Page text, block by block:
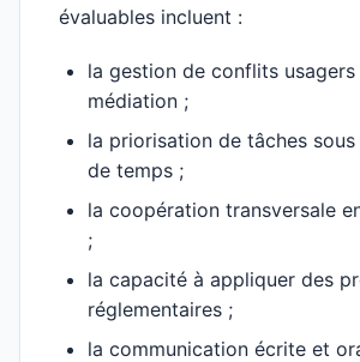
évaluables incluent :
la gestion de conflits usagers
médiation ;
la priorisation de tâches
de temps ;
la coopération transversale
;
la capacité à appliquer des
réglementaires ;
la communication écrite et